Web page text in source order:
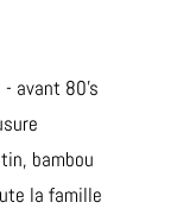
avant 80’s
bambou
la famille